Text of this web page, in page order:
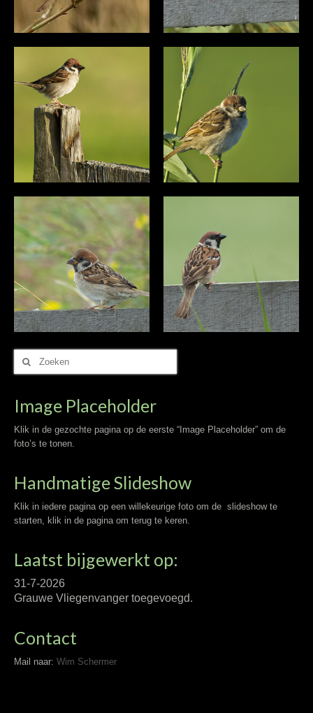
Zoek
naar:
Image Placeholder
Klik in de gezochte pagina op de eerste “Image Placeholder” om de
foto’s te tonen.
Handmatige Slideshow
Klik in iedere pagina op een willekeurige foto om de slideshow te
starten, klik in de pagina om terug te keren.
Laatst bijgewerkt op:
31-7-2026
Grauwe Vliegenvanger toegevoegd.
Contact
Mail naar: Wim Schermer